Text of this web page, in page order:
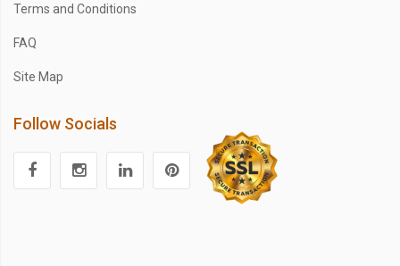
Terms and Conditions
FAQ
Site Map
Follow Socials